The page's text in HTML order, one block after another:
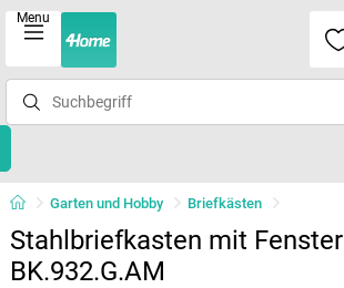
Menu
Garten und Hobby Briefkästen
Stahlbriefkasten mit Fenster
BK.932.G.AM